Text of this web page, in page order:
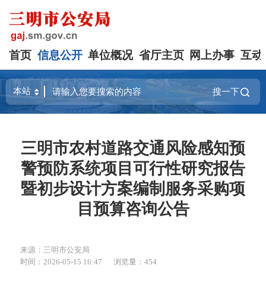
首页 信息公开 单位概况 省厅主页 网上办事 互动
搜一下
三明市农村道路交通风险感知预
警预防系统项目可行性研究报告
暨初步设计方案编制服务采购项
目预算咨询公告
来源：三明市公安局
时间：2026-05-15 16:47
浏览量：454